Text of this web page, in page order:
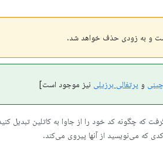
چینی و پرتغالی برزیلی نیز موجود است]
که چگونه کد خود را از جاوا به کاتلین تبدیل
که می‌نویسید از آنها پیروی می‌کند.